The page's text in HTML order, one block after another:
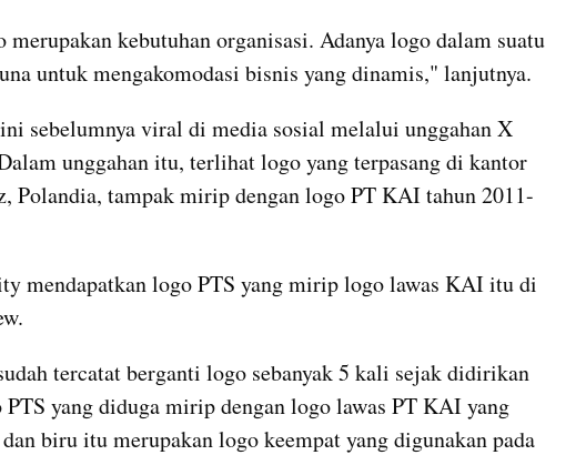
merupakan kebutuhan organisasi. Adanya logo dalam suatu
untuk mengakomodasi bisnis yang dinamis," lanjutnya.
sebelumnya viral di media sosial melalui unggahan X
unggahan itu, terlihat logo yang terpasang di kantor
Polandia, tampak mirip dengan logo PT KAI tahun 2011-
mendapatkan logo PTS yang mirip logo lawas KAI itu di
tercatat berganti logo sebanyak 5 kali sejak didirikan
PTS yang diduga mirip dengan logo lawas PT KAI yang
biru itu merupakan logo keempat yang digunakan pada